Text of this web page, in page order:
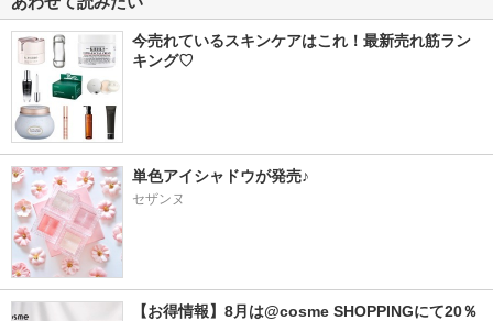
今売れているスキンケアはこれ！最新売れ筋ラン
キング♡
単色アイシャドウが発売♪
セザンヌ
【お得情報】8月は@cosme SHOPPINGにて20％